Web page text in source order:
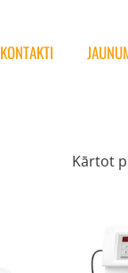
KONTAKTI
Kārtot